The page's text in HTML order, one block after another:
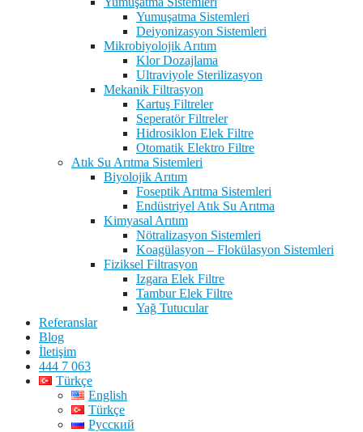
Yumuşatma Sistemleri
Deiyonizasyon Sistemleri
Mikrobiyolojik Arıtım
Klor Dozajlama
Ultraviyole Sterilizasyon
Mekanik Filtrasyon
Kartuş Filtreler
Seperatör Filtreler
Hidrosiklon Elek Filtre
Otomatik Elektro Filtre
Atık Su Arıtma Sistemleri
Biyolojik Arıtım
Foseptik Arıtma Sistemleri
Endüstriyel Atık Su Arıtma
Kimyasal Arıtım
Nötralizasyon Sistemleri
Koagülasyon – Flokülasyon Sistemleri
Fiziksel Filtrasyon
Izgara Elek Filtre
Tambur Elek Filtre
Yağ Tutucular
Referanslar
Blog
İletişim
444 7 063
Türkçe
English
Türkçe
Русский